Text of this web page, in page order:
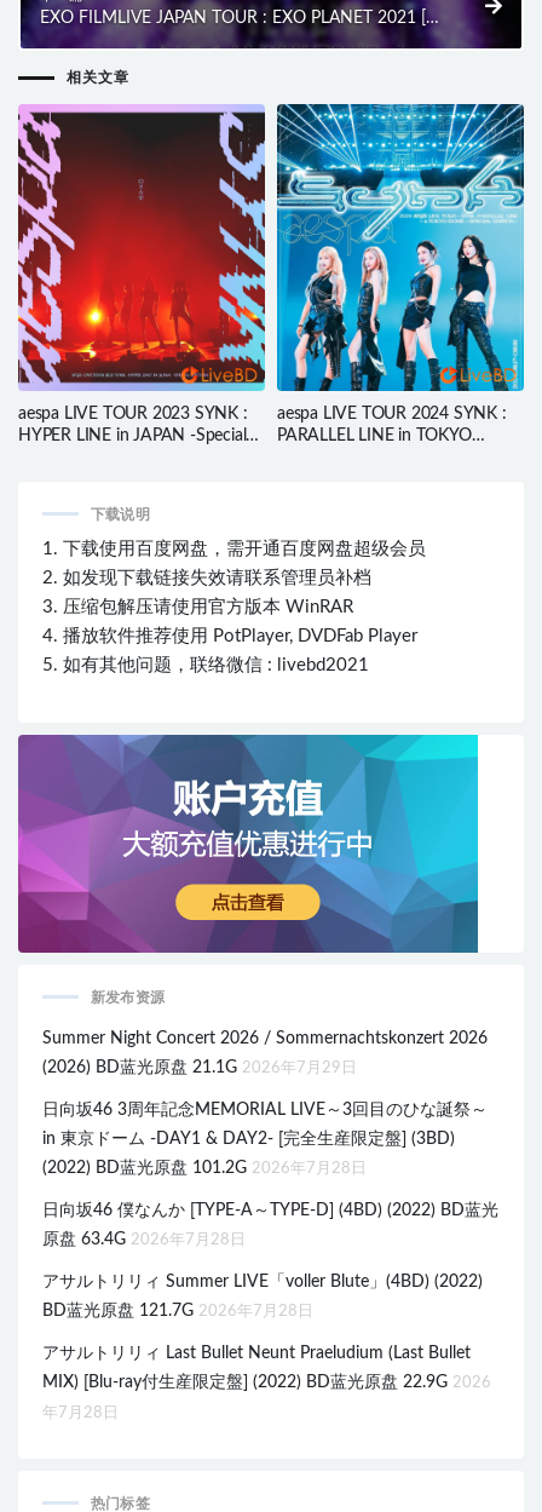
EXO FILMLIVE JAPAN TOUR : EXO PLANET 2021 [初
回生産限定盤] (3BD) (2022) BD蓝光原盘 95.5G
相关文章
aespa LIVE TOUR 2023 SYNK :
HYPER LINE in JAPAN -Special
aespa LIVE TOUR 2024 SYNK :
PARALLEL LINE in TOKYO
下载说明
1. 下载使用百度网盘，需开通百度网盘超级会员
2. 如发现下载链接失效请联系管理员补档
3. 压缩包解压请使用官方版本 WinRAR
4. 播放软件推荐使用 PotPlayer, DVDFab Player
5. 如有其他问题，联络微信 : livebd2021
新发布资源
Summer Night Concert 2026 / Sommernachtskonzert 2026
(2026) BD蓝光原盘 21.1G 2026年7月29日
日向坂46 3周年記念MEMORIAL LIVE～3回目のひな誕祭～
in 東京ドーム -DAY1 & DAY2- [完全生産限定盤] (3BD)
(2022) BD蓝光原盘 101.2G 2026年7月28日
日向坂46 僕なんか [TYPE-A～TYPE-D] (4BD) (2022) BD蓝光
原盘 63.4G 2026年7月28日
アサルトリリィ Summer LIVE「voller Blute」(4BD) (2022)
BD蓝光原盘 121.7G 2026年7月28日
アサルトリリィ Last Bullet Neunt Praeludium (Last Bullet
MIX) [Blu-ray付生産限定盤] (2022) BD蓝光原盘 22.9G 2026
年7月28日
热门标签